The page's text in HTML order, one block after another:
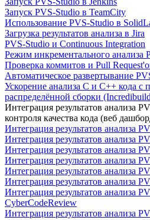
Запуск PVS-Studio в TeamCity
Использование PVS-Studio в
Загрузка результатов анализа в Jira
PVS-Studio и Continuous Integration
Режим инкрементального анализа
Проверка коммитов и Pull
Автоматическое развертывание
Ускорение анализа C и C++ кода
распределённой сборки
Интеграция результатов анализа
контроля качества кода (веб
Интеграция результатов анализа
Интеграция результатов анализа
Интеграция результатов анализа
Интеграция результатов анализа
Интеграция результатов анализа
Интеграция результатов анализа
Интеграция результатов анализа
CyberCodeReview
Интеграция результатов анализа